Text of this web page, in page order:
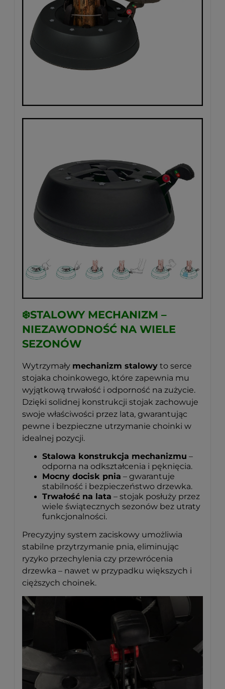
❄️STALOWY MECHANIZM –
NIEZAWODNOŚĆ NA WIELE
SEZONÓW
Wytrzymały mechanizm stalowy to serce
stojaka choinkowego, które zapewnia mu
wyjątkową trwałość i odporność na zużycie.
Dzięki solidnej konstrukcji stojak zachowuje
swoje właściwości przez lata, gwarantując
pewne i bezpieczne utrzymanie choinki w
idealnej pozycji.
Stalowa konstrukcja mechanizmu –
odporna na odkształcenia i pęknięcia.
Mocny docisk pnia – gwarantuje
stabilność i bezpieczeństwo drzewka.
Trwałość na lata – stojak posłuży przez
wiele świątecznych sezonów bez utraty
funkcjonalności.
Precyzyjny system zaciskowy umożliwia
stabilne przytrzymanie pnia, eliminując
ryzyko przechylenia czy przewrócenia
drzewka – nawet w przypadku większych i
cięższych choinek.